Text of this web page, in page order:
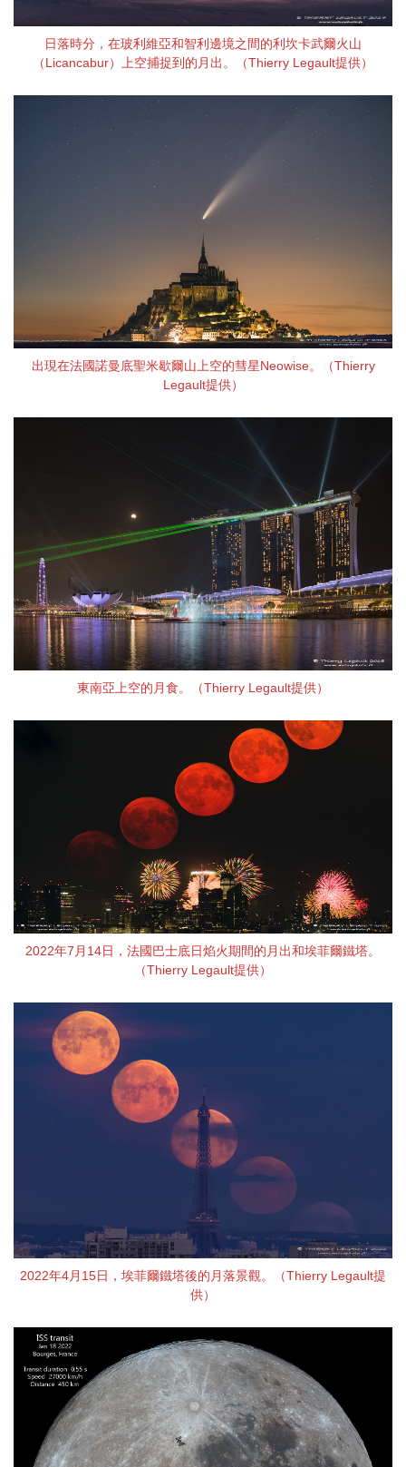
日落時分，在玻利維亞和智利邊境之間的利坎卡武爾火山
（Licancabur）上空捕捉到的月出。（Thierry Legault提供）
出現在法國諾曼底聖米歇爾山上空的彗星Neowise。（Thierry
Legault提供）
東南亞上空的月食。（Thierry Legault提供）
2022年7月14日，法國巴士底日焰火期間的月出和埃菲爾鐵塔。
（Thierry Legault提供）
2022年4月15日，埃菲爾鐵塔後的月落景觀。（Thierry Legault提
供）